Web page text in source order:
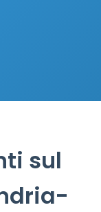
sul